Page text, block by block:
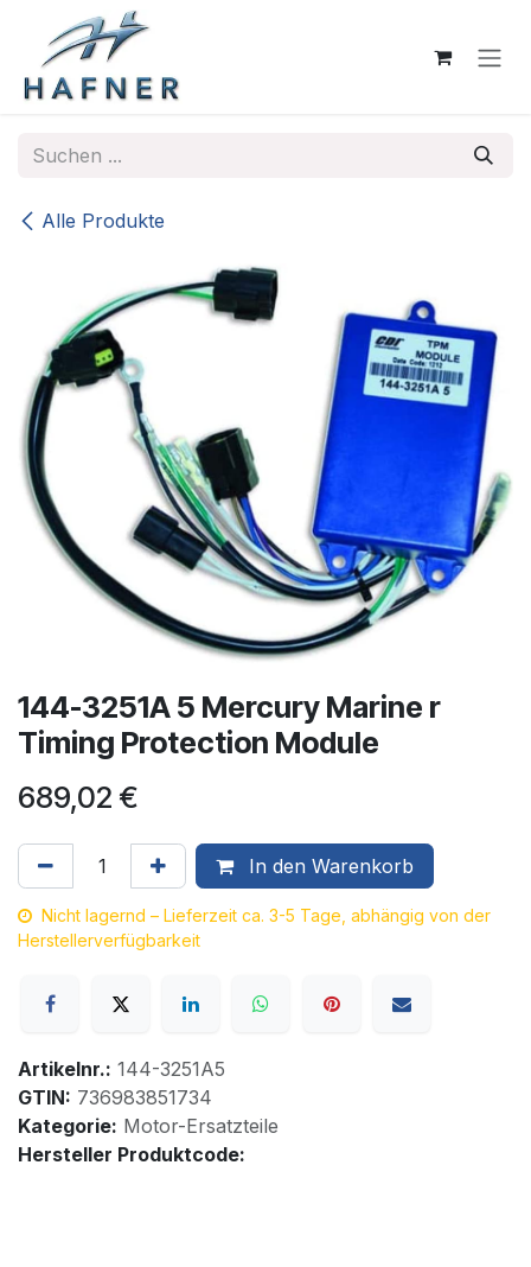
Zum Inhalt springen
Alle Produkte
144-3251A 5 Mercury Marine r
Timing Protection Module
689,02 €
In den Warenkorb
Nicht lagernd – Lieferzeit ca. 3-5 Tage, abhängig von der
Herstellerverfügbarkeit
Artikelnr.: 144-3251A5
GTIN: 736983851734
Kategorie: Motor-Ersatzteile
Hersteller Produktcode: